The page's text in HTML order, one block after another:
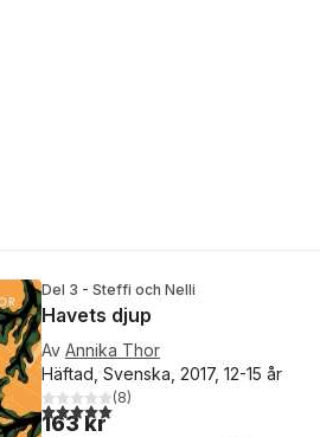
Del 3 - Steffi och Nelli
Havets djup
Av Annika Thor
Häftad, Svenska, 2017, 12-15 år
5,0utav 5 stjärnor. Totalt antal röster:
(8)
163 kr